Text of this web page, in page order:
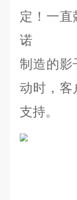
定！一
诺
制造的影
动时，客
支持。